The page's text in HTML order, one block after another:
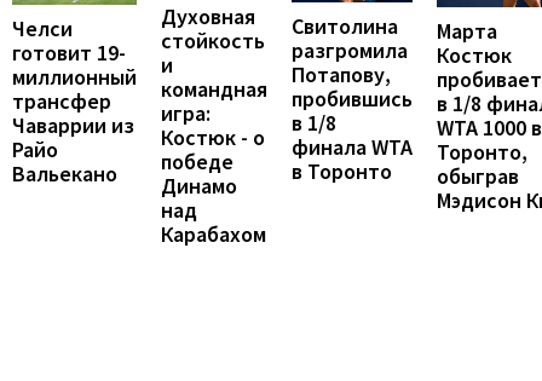
Челси
готовит 19-
миллионный
трансфер
Чаваррии из
Райо
Вальекано
Духовная
стойкость
и
командная
игра:
Костюк - о
победе
Динамо
над
Карабахом
Свитолина
разгромила
Потапову,
пробившись
в 1/8
финала WTA
в Торонто
Марта
Костюк
в 1/8
WTA 1000 в
Торонто,
обыграв
Мэдисон